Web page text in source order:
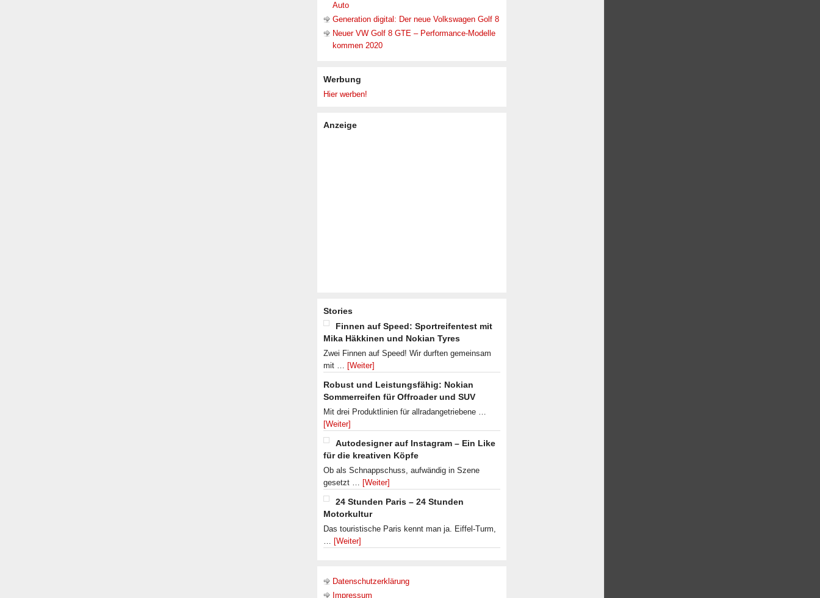
Auto
Generation digital: Der neue Volkswagen Golf 8
Neuer VW Golf 8 GTE – Performance-Modelle
kommen 2020
Werbung
Hier werben!
Anzeige
Stories
Finnen auf Speed: Sportreifentest mit
Mika Häkkinen und Nokian Tyres
Zwei Finnen auf Speed! Wir durften gemeinsam
mit … [Weiter]
Robust und Leistungsfähig: Nokian
Sommerreifen für Offroader und SUV
Mit drei Produktlinien für allradangetriebene …
[Weiter]
Autodesigner auf Instagram – Ein Like
für die kreativen Köpfe
Ob als Schnappschuss, aufwändig in Szene
gesetzt … [Weiter]
24 Stunden Paris – 24 Stunden
Motorkultur
Das touristische Paris kennt man ja. Eiffel-Turm,
… [Weiter]
Datenschutzerklärung
Impressum